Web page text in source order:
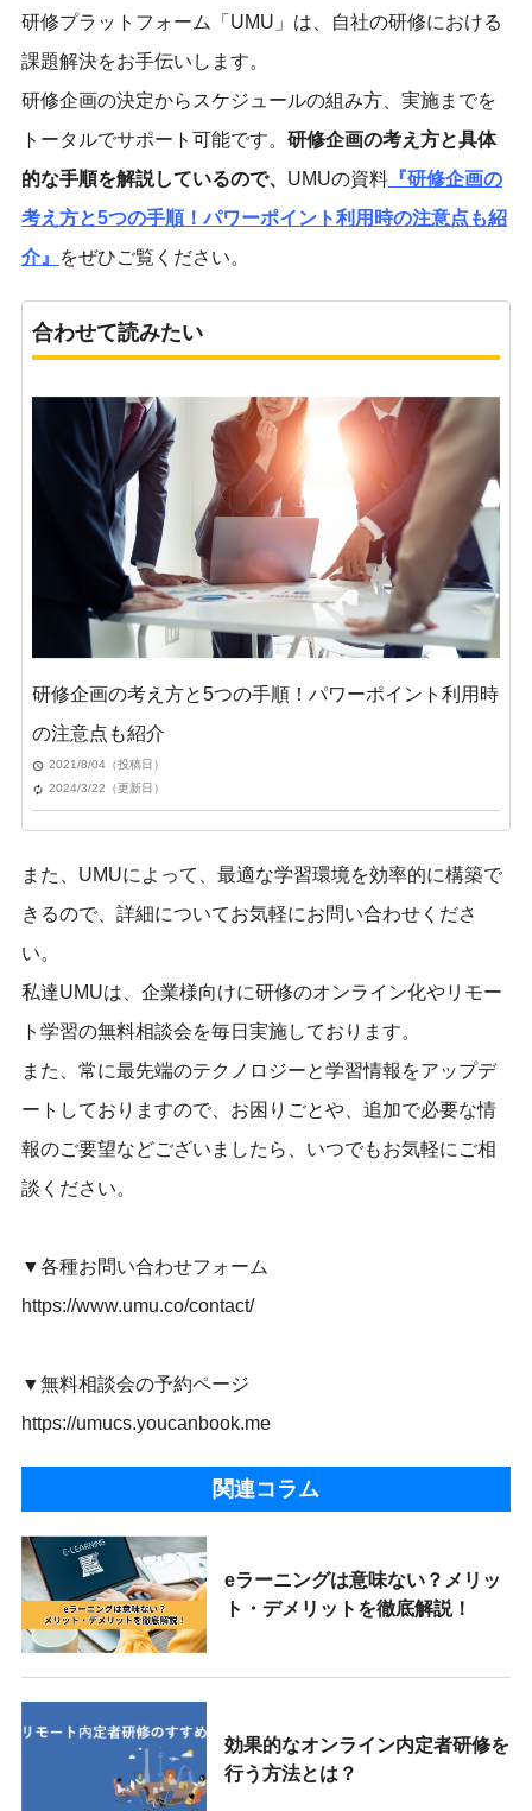
研修プラットフォーム「UMU」は、自社の研修における
課題解決をお手伝いします。
研修企画の決定からスケジュールの組み方、実施までを
トータルでサポート可能です。 研修企画の考え方と具体
的な手順を解説しているので、 UMUの資料『研修企画の
考え方と5つの手順！パワーポイント利用時の注意点も紹
介』
をぜひご覧ください。
合わせて読みたい
研修企画の考え方と5つの手順！パワーポイント利用時
の注意点も紹介
2021/8/04（投稿日）
2024/3/22（更新日）
また、UMUによって、最適な学習環境を効率的に構築で
きるので、詳細についてお気軽にお問い合わせくださ
い。
私達UMUは、企業様向けに研修のオンライン化やリモー
ト学習の無料相談会を毎日実施しております。
また、常に最先端のテクノロジーと学習情報をアップデ
ートしておりますので、お困りごとや、追加で必要な情
報のご要望などございましたら、いつでもお気軽にご相
談ください。
▼各種お問い合わせフォーム
https://www.umu.co/contact/
▼無料相談会の予約ページ
https://umucs.youcanbook.me
関連コラム
eラーニングは意味ない？メリッ
ト・デメリットを徹底解説！
効果的なオンライン内定者研修を
行う方法とは？